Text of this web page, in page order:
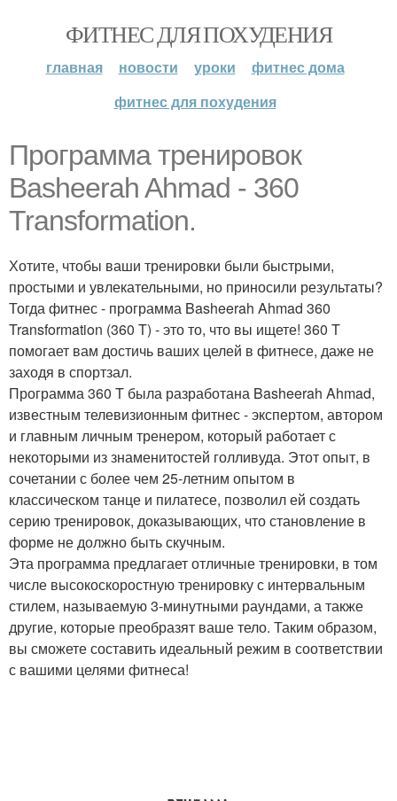
ФИТНЕС ДЛЯ ПОХУДЕНИЯ
главная новости уроки
фитнес дома
фитнес для похудения
Программа тренировок
Basheerah Ahmad - 360
Transformation.
Хотите, чтобы ваши тренировки были быстрыми,
простыми и увлекательными, но приносили результаты?
Тогда фитнес - программа Basheerah Ahmad 360
Transformation (360 T) - это то, что вы ищете! 360 T
помогает вам достичь ваших целей в фитнесе, даже не
заходя в спортзал.
Программа 360 T была разработана Basheerah Ahmad,
известным телевизионным фитнес - экспертом, автором
и главным личным тренером, который работает с
некоторыми из знаменитостей голливуда. Этот опыт, в
сочетании с более чем 25-летним опытом в
классическом танце и пилатесе, позволил ей создать
серию тренировок, доказывающих, что становление в
форме не должно быть скучным.
Эта программа предлагает отличные тренировки, в том
числе высокоскоростную тренировку с интервальным
стилем, называемую 3-минутными раундами, а также
другие, которые преобразят ваше тело. Таким образом,
вы сможете составить идеальный режим в соответствии
с вашими целями фитнеса!